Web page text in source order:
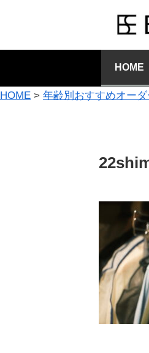
HOME
HOME > 年齢別おすすめオー